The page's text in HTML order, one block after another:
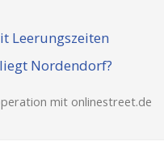
Leerungszeiten
Nordendorf?
mit onlinestreet.de